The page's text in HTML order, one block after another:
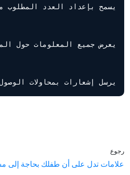
يرسل إشعارات بمحاولات
رجوع
علامات تدل على أن طفلك بحاجة إلى